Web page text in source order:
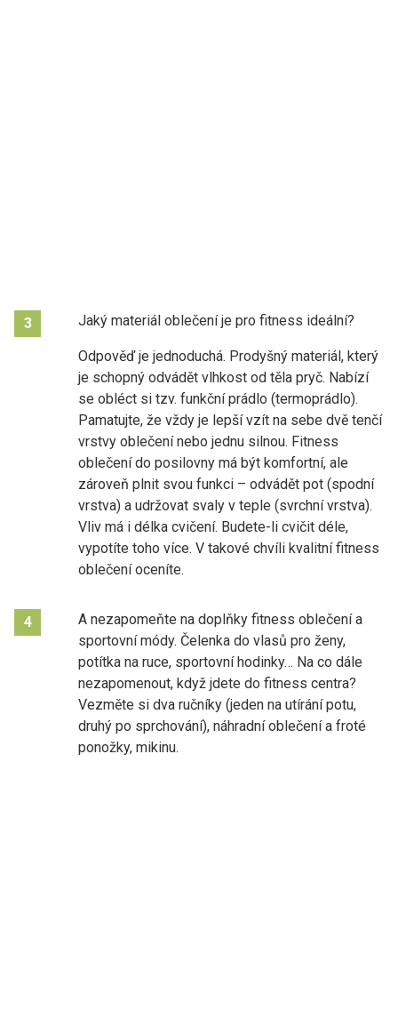
3 Jaký materiál oblečení je pro fitness ideální?
Odpověď je jednoduchá. Prodyšný materiál, který
je schopný odvádět vlhkost od těla pryč. Nabízí
se obléct si tzv. funkční prádlo (termoprádlo).
Pamatujte, že vždy je lepší vzít na sebe dvě tenčí
vrstvy oblečení nebo jednu silnou. Fitness
oblečení do posilovny má být komfortní, ale
zároveň plnit svou funkci – odvádět pot (spodní
vrstva) a udržovat svaly v teple (svrchní vrstva).
Vliv má i délka cvičení. Budete-li cvičit déle,
vypotíte toho více. V takové chvíli kvalitní fitness
oblečení oceníte.
4
A nezapomeňte na doplňky fitness oblečení a
sportovní módy. Čelenka do vlasů pro ženy,
potítka na ruce, sportovní hodinky… Na co dále
nezapomenout, když jdete do fitness centra?
Vezměte si dva ručníky (jeden na utírání potu,
druhý po sprchování), náhradní oblečení a froté
ponožky, mikinu.